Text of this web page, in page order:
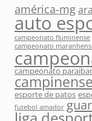
américa-mg
auto
campeonato fluminense
campeonato
campeonato
esporte de patos
futebol amador